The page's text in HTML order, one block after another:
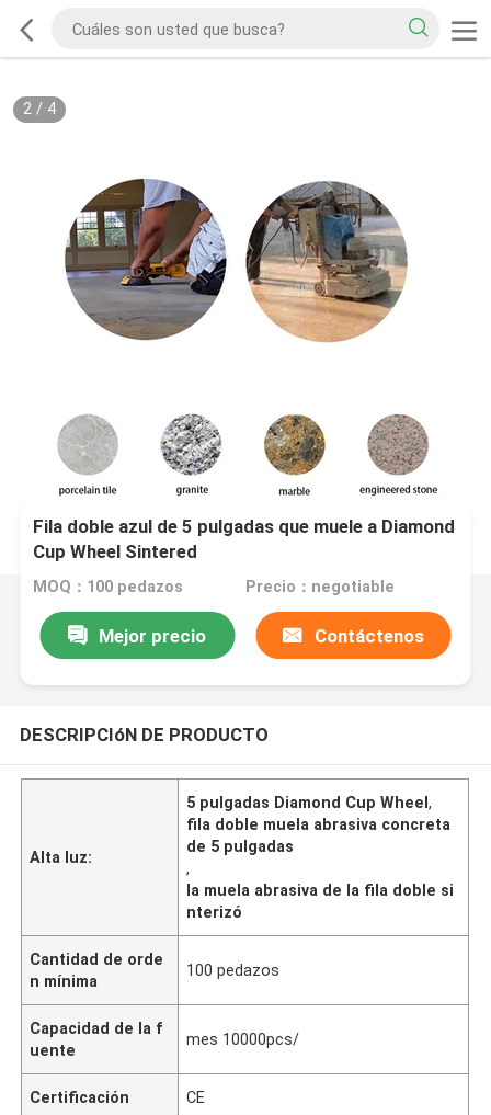
2/ 4
Fila doble azul de 5 pulgadas que muele a Diamond
Cup Wheel Sintered
MOQ：100 pedazos Precio：negotiable
Mejor precio Contáctenos
DESCRIPCIóN DE PRODUCTO
Alta luz:
5 pulgadas Diamond Cup Wheel,
fila doble muela abrasiva concreta
de 5 pulgadas
,
la muela abrasiva de la fila doble si
nterizó
Cantidad de orde
n mínima
100 pedazos
Capacidad de la f
uente
mes 10000pcs/
Certificación CE